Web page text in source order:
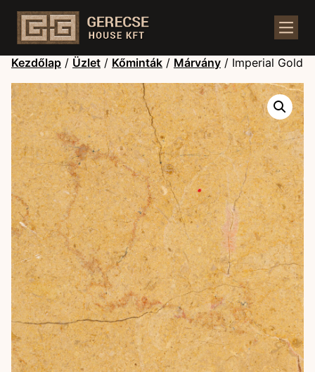
Kezdőlap / Üzlet / Kőminták / Márvány / Imperial Gold
Imperial Gold